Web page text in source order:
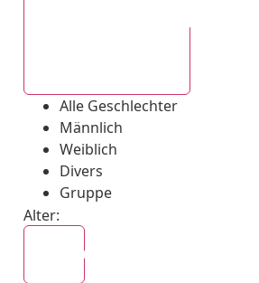
Alle Geschlechter
Männlich
Weiblich
Divers
Gruppe
Alter: